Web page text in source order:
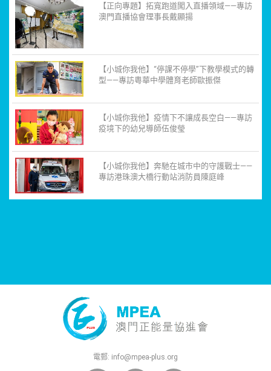
【正向專題】拓寬跑道闖入直播領域——專訪
澳門直播協會理事長戴顯揚
【小城你我他】“停課不停學”下教學模式的轉
型——專訪粵華中學體育老師歐振傑
【小城你我他】疫情下不讓成長空白——專訪
疫境下的幼兒導師伍俊瑩
【小城你我他】奔馳在城市中的守護戰士——
專訪港珠澳大橋行動站消防員陳庭峰
電郵: info@mpea-plus.org